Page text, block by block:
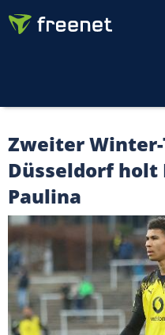
Zweiter
Düsseldorf holt
Paulina